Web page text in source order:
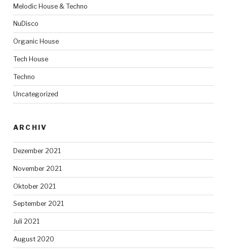
Melodic House & Techno
NuDisco
Organic House
Tech House
Techno
Uncategorized
ARCHIV
Dezember 2021
November 2021
Oktober 2021
September 2021
Juli 2021
August 2020